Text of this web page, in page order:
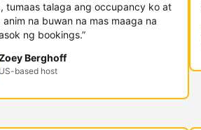
tumaas talaga ang occupancy ko at
na buwan na mas maaga na
ng bookings.”
Berghoff
US-based host